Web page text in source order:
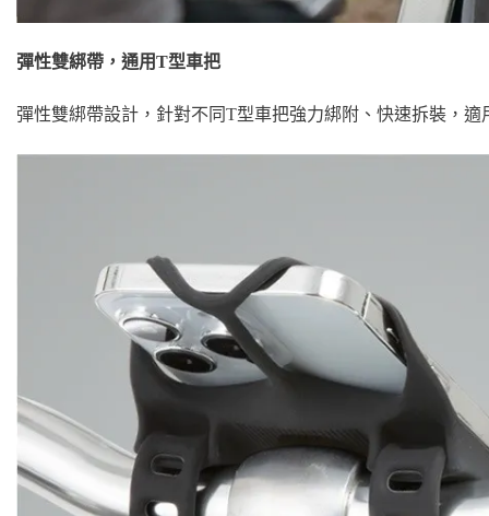
彈性雙綁帶，通用T型車把
彈性雙綁帶設計，針對不同T型車把強力綁附、快速拆裝，適